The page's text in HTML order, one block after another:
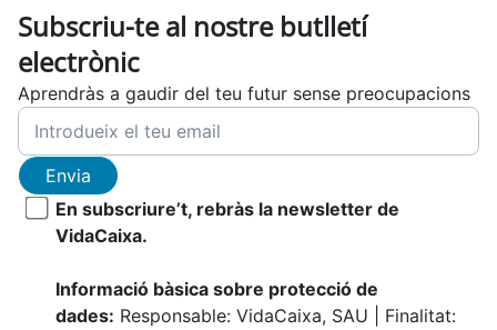
Subscriu-te al nostre butlletí
electrònic
Aprendràs a gaudir del teu futur sense preocupacions
Envia
En subscriure’t, rebràs la newsletter de
VidaCaixa.
Informació bàsica sobre protecció de
dades: Responsable: VidaCaixa, SAU | Finalitat: